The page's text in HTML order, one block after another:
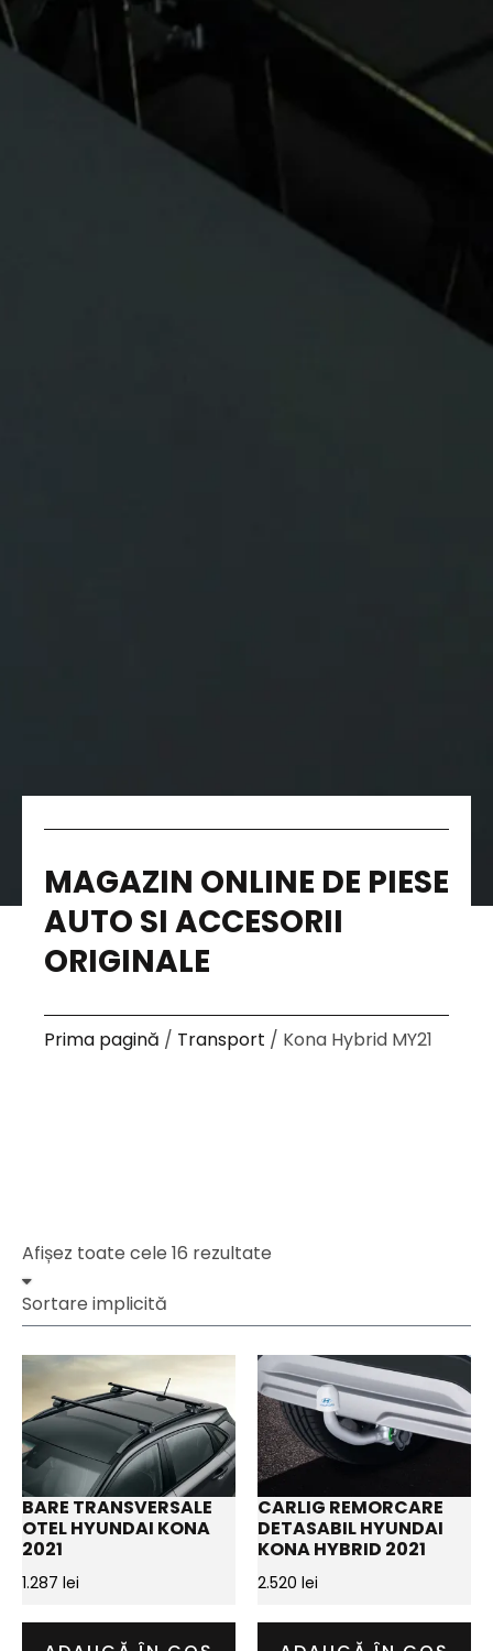
MAGAZIN ONLINE DE PIESE
AUTO SI ACCESORII
ORIGINALE
Prima pagină / Transport / Kona Hybrid MY21
Afișez toate cele 16 rezultate
BARE TRANSVERSALE
OTEL HYUNDAI KONA
2021
1.287 lei
CARLIG REMORCARE
DETASABIL HYUNDAI
KONA HYBRID 2021
2.520 lei